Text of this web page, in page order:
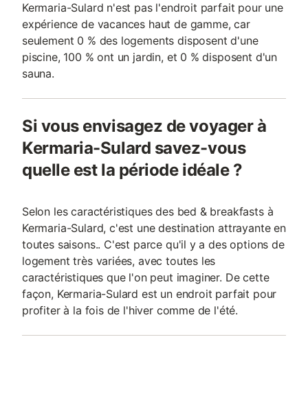
Kermaria-Sulard n'est pas l'endroit parfait pour une
expérience de vacances haut de gamme, car
seulement 0 % des logements disposent d'une
piscine, 100 % ont un jardin, et 0 % disposent d'un
sauna.
Si vous envisagez de voyager à
Kermaria-Sulard savez-vous
quelle est la période idéale ?
Selon les caractéristiques des bed & breakfasts à
Kermaria-Sulard, c'est une destination attrayante en
toutes saisons.. C'est parce qu'il y a des options de
logement très variées, avec toutes les
caractéristiques que l'on peut imaginer. De cette
façon, Kermaria-Sulard est un endroit parfait pour
profiter à la fois de l'hiver comme de l'été.